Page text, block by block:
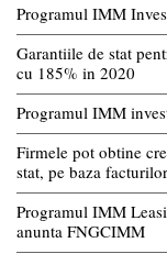
Programul IMM
Garantiile de stat
cu 185% in 2020
Programul IMM
Firmele pot obtine
stat, pe baza
Programul IMM
anunta FNGCIMM